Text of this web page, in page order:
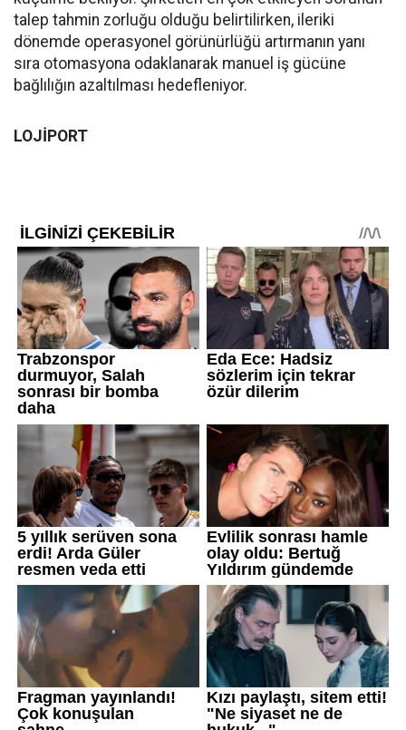
talep tahmin zorluğu olduğu belirtilirken, ileriki
dönemde operasyonel görünürlüğü artırmanın yanı
sıra otomasyona odaklanarak manuel iş gücüne
bağlılığın azaltılması hedefleniyor.
LOJİPORT